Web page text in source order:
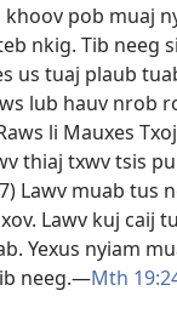
khoov pob muaj
nkig. Tib neeg
us tuaj plaub
lub hauv nrob
li Mauxes
thiaj txwv tsis
) Lawv muab tus
Lawv kuj caij
Yexus nyiam
neeg.​—Mth